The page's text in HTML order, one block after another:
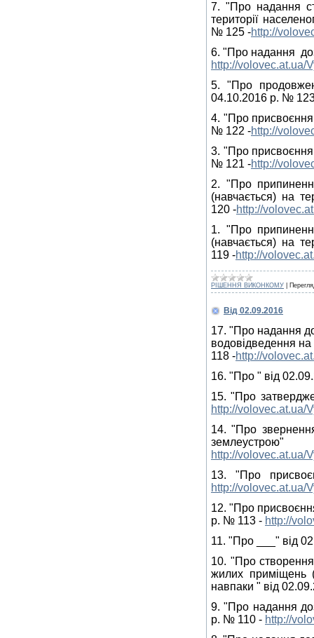
7. "Про надання
території
№ 125 -http://
6. "Про надання
http://volovec.at.ua/
5. "Про
04.10.2016 р. №
4. "Про
№ 122 -http://
3. "Про
№ 121 -http://
2. "Про
(навчається) на
120 -http://
1. "Про
(навчається) на
119 -http://
РІШЕННЯ ВИКОНКОМУ
Від 02.09.2016
17. "Про надання
водовідведення
118 -http://
16. "Про " від
15. "Про
http://volovec.at.ua/
14. "Про
http://volovec.at.ua/
13. "Про
http://volovec.at.ua/
12. "Про
р. № 113 - http://
11. "Про ___" від
10. "Про створення
жилих приміщень
навпаки " від
9. "Про надання
р. № 110 - http://